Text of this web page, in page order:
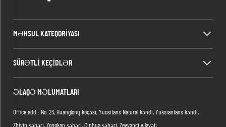
MƏHSUL KATEQORIYASI
SÜRƏTLI KEÇIDLƏR
ƏLAQƏ MƏLUMATLARI
Office add : No. 23, Huanglonq köçəsi, Yuositans Natural kəndi, Yuksiantans kəndi,
Zhiyin şəhəri, Yongkan şəhəri, Cinhua şəhəri, Zeyvanci vilayəti